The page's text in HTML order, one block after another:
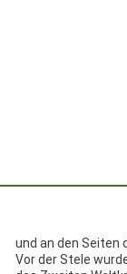
und an den Seiten
Vor der Stele